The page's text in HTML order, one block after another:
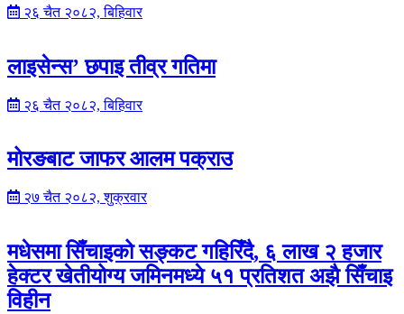
२६ चैत २०८२, बिहिवार
लाइसेन्स’ छपाइ तीव्र गतिमा
२६ चैत २०८२, बिहिवार
मोरङबाट जाफर आलम पक्राउ
२७ चैत २०८२, शुक्रवार
मधेसमा सिँचाइको सङ्कट गहिरिँदै, ६ लाख २ हजार
हेक्टर खेतीयोग्य जमिनमध्ये ५१ प्रतिशत अझै सिँचाइ
विहीन